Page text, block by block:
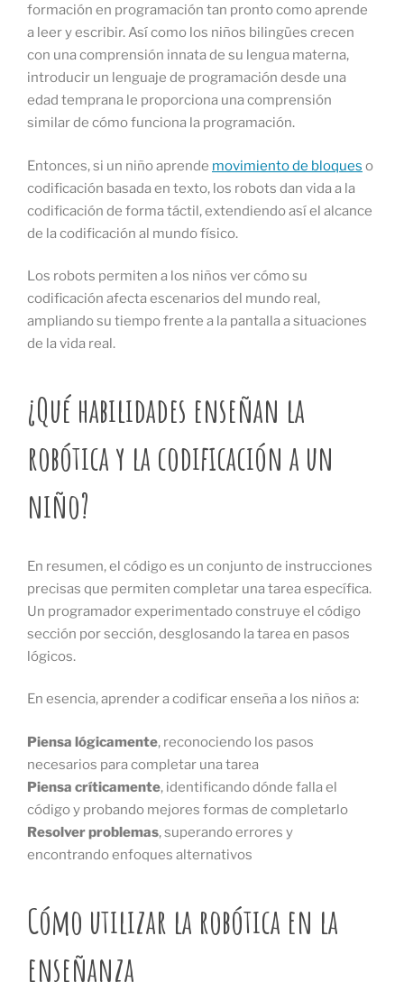
formación en programación tan pronto como aprende
a leer y escribir. Así como los niños bilingües crecen
con una comprensión innata de su lengua materna,
introducir un lenguaje de programación desde una
edad temprana le proporciona una comprensión
similar de cómo funciona la programación.
Entonces, si un niño aprende movimiento de bloques o
codificación basada en texto, los robots dan vida a la
codificación de forma táctil, extendiendo así el alcance
de la codificación al mundo físico.
Los robots permiten a los niños ver cómo su
codificación afecta escenarios del mundo real,
ampliando su tiempo frente a la pantalla a situaciones
de la vida real.
¿Qué habilidades enseñan la
robótica y la codificación a un
niño?
En resumen, el código es un conjunto de instrucciones
precisas que permiten completar una tarea específica.
Un programador experimentado construye el código
sección por sección, desglosando la tarea en pasos
lógicos.
En esencia, aprender a codificar enseña a los niños a:
Piensa lógicamente, reconociendo los pasos
necesarios para completar una tarea
Piensa críticamente, identificando dónde falla el
código y probando mejores formas de completarlo
Resolver problemas, superando errores y
encontrando enfoques alternativos
Cómo utilizar la robótica en la
enseñanza